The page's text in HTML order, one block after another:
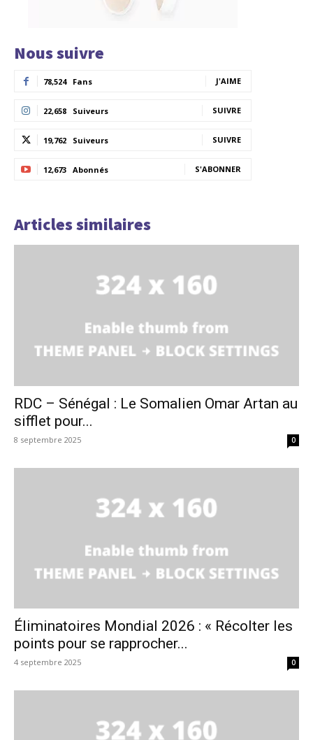
Nous suivre
78,524 Fans J'AIME
22,658 Suiveurs SUIVRE
19,762 Suiveurs SUIVRE
12,673 Abonnés S'ABONNER
Articles similaires
RDC – Sénégal : Le Somalien Omar Artan au
sifflet pour...
8 septembre 2025 0
Éliminatoires Mondial 2026 : « Récolter les
points pour se rapprocher...
4 septembre 2025 0